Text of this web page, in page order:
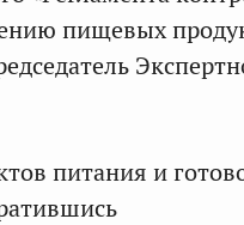
пищевых
питания и